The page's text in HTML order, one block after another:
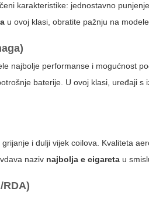
karakteristike: jednostavno
u ovoj klasi, obratite pažnju na
najbolje performanse i mogućnost
baterije. U ovoj klasi, uređaji
i dulji vijek coilova. Kvaliteta
naziv najbolja e cigareta u